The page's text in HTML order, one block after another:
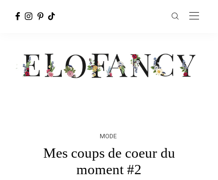
MODE
Mes coups de coeur du
moment #2